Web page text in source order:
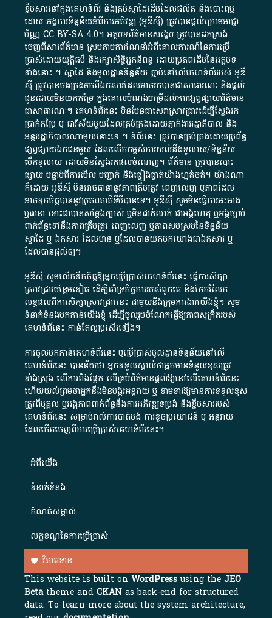
ខ្លឹមសារ​នៅ​ក្នុង​គេហទំព័រ និង​គ្រប់​ស្នា​ដៃ​ដើម​ដែល​ផលិត​ និង​បោះពុម្ព​
ដោយ​ អង្គការ​ទិន្នន័យ​អំពី​ការអភិវឌ្ឍ​​ (អូ​ឌី​ស៊ី)​ ត្រូវ​បាន​ផ្តល់​ក្រោម​អាជ្ញា
ប័ណ្ណ​CC BY-SA 4.0។​ អត្ថបទ​ព័ត៌មាន​សង្ខេប​ ត្រូវ​បាន​ដកស្រង់​
ចេញពី​សារព័ត៌មាន ស្របតាមការ​ណែនាំ​អំពី​គោលការណ៍​នៃ​ការ​ប្រើ
ប្រាស់​ដោយ​យុត្តិធម៌​ និង​រក្សាសិទ្ធិអ្នកនិពន្ធ ដោយ​ប្រភពដើម​នៃ​​អត្ថបទ
ទាំង​នោះ​ ។​ ស្នាដៃ​ និង​មូលដ្ឋាន​ទិន្នន័យ ​ភ្ជាប់​នៅ​លើ​គេហទំព័រ​របស់​ អូ​ឌី​
ស៊ី​ ត្រូវ​បាន​ចងក្រង​មក​ពី​ឯកសារ​ដែល​អាច​រក​បានជា​សាធារណៈ​ និង​ផ្តល់​
ជូន​ដោយ​មិន​យក​កម្រៃ​ ក្នុង​គោលបំណង​បម្រើ​ដល់ការ​ផ្សព្វផ្សាយ​ព័ត៌មាន​
ជា​សាធារណៈ​។​ គេហទំព័រ​នេះ​ មិនមែន​ជា​សេវា​ស្រាវជ្រាវ​ដើម្បី​ស្វែងរក
ប្រាក់​កម្រៃ​ ឬ​ ជា​វិស័យ​មួយ​ដែល​គ្រប់គ្រង​ដោយ​ភ្នាក់ងារ​រដ្ឋាភិបាល​ និង ​
អន្តររដ្ឋាភិបាល​ណាមួយ​នោះ​ទេ ​។​ ទំព័រ​នេះ​ ត្រូវ​បាន​គ្រប់គ្រង​ដោយ​ប្រព័ន្ធ​
ផ្សព្វផ្សាយ​ឯកជន​មួយ​ ដែល​លើកកម្ពស់​ការ​យល់​ដឹង​ទូលាយ​/​ទិន្នន័យ​
បើក​ទូលាយ​ ដោយ​មិនស្វែង​រក​ផល​ចំណេញ​។​ ព័ត៌មាន​ ត្រូវ​បាន​បោះ
ផ្សាយ​ បន្ទាប់​ពី​ការ​មើល​ បញ្ជាក់​ និង​ផ្ទៀងផ្ទាត់​យ៉ាង​ហ្មត់ចត់​។​ យ៉ាងណា​
ក៏​ដោយ​ អូ​ឌី​ស៊ី​ មិន​អាច​ធានា​នូវ​ភាព​ត្រឹមត្រូវ​ ពេញលេញ​ ឬ​ភាព​ដែល​
អាច​ទុកចិត្ត​បាននូវ​ប្រភព​ភាគី​ទី​បី​បាន​ទេ​។​ អូ​ឌី​ស៊ី​ សូម​មិន​ធ្វើការ​អះអាង​
ឬ​ធានា​ ទោះជា​បាន​សម្តែង​ច្បាស់​ ឬ​មិន​ជាក់លាក់​ ជា​អង្គហេតុ​ ឬ​អង្គច្បាប់​
ពាក់ព័ន្ធ​ទៅ​នឹង​ភាព​ត្រឹមត្រូវ​ ពេញលេញ​ ឬ​ភាព​សម​ស្រប​នៃ​ទិន្នន័យ​
ស្នាដៃ​ ឬ​ ឯកសារ​ ដែល​មាន​ ឬ​ដែល​បាន​យក​មក​យោង​ជា​ឯកសារ​ ឬ​
ដែល​បាន​ផ្តល់​ឲ្យ​។
អូឌីស៊ី សូមលើកទឹកចិត្តឱ្យអ្នកប្រើប្រាស់គេហទំព័រនេះ ធ្វើការសិក្សា
ស្រាវជ្រាវបន្ថែមទៀត ដើម្បីគាំទ្រកិច្ចការ​របស់ពួកគេ និងចែករំលែក
លទ្ធផលពីការសិក្សាស្រាវជ្រាវនេះ ជាមួយនឹងក្រុមការងារយើងខ្ញុំ។ សូម
ទំនាក់ទំនងមកកាន់យើងខ្ញុំ ដើម្បីចូលរួមចំណែកធ្វើឱ្យភាពសុក្រឹតរបស់
គេហទំព័នេះ កាន់តែល្អប្រសើរឡើង។
ការចូលមកកាន់គេហទំព័រនេះ ឬប្រើប្រាស់មូលដ្ឋានទិន្នន័យនៅលើ
គេហទំព័រនេះ បានន័យថា អ្នកទទួលស្គាល់ថាអ្នកមានទំនួលខុសត្រូវ
ទាំងស្រុង លើការពឹងផ្អែក លើគ្រប់ព័ត៌មានផ្តល់ឱ្យនៅលើគេហទំព័រនេះ
ហើយយល់ព្រមថាអ្នកនឹងមិនបង្ករអន្តរាយ ឬ ទាមទារ​ឱ្យមានការទទួលខុស​
ត្រូវពីបុគ្គល ឬអង្គភាពពាក់ព័ន្ធនឹងការអភិវឌ្ឍទម្រង់ និងខ្លឹមសាររបស់
គេហទំព័រនេះ សម្រាប់រាល់ការបាត់បង់ ការខូចប្រយោជន៍ ឬ អន្តរាយ
ដែលកើតចេញពីការប្រើប្រាស់គេហទំព័រនេះ។
អំពី​យើង​
ទំនាក់ទំនង
កំណត់សម្គាល់
លក្ខខណ្ឌនៃការប្រើប្រាស់
វិភាគទាន
This website is built onWordPressusing theJEO
Betatheme andCKAN as back-end for structured
data. To learn more about the system architecture,